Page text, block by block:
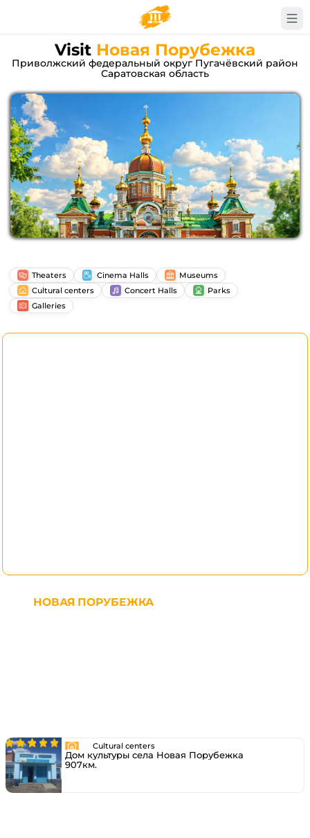
Visit Новая Порубежка
Приволжский федеральный округ Пугачёвский район
Саратовская область
Theaters Cinema Halls
Museums
Cultural centers
Concert Halls
Parks
Galleries
НОВАЯ ПОРУБЕЖКА
Cultural centers
Дом культуры села Новая Порубежка
907км.